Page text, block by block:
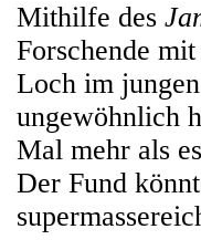
Mithilfe des
Forschende
Loch im
ungewöhnlich
Mal mehr als
Der Fund